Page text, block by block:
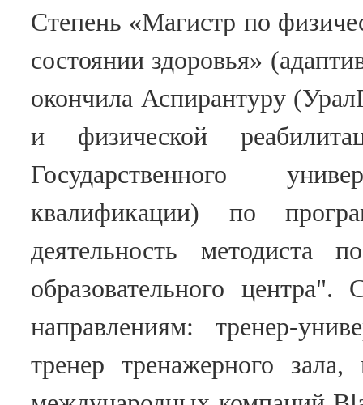
Степень «Магистр по
состоянии здоровья»
окончила Аспирантуру
и физической
Государственного
квалификации) по
деятельность методиста
образовательного
направлениям: тренер-
тренер тренажерного